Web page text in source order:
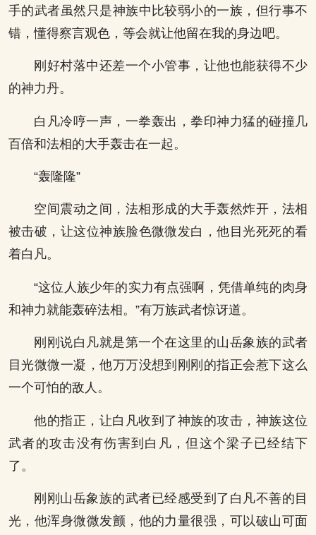
手的武者虽然只是神族中比较弱小的一族，但行事不
错，懂得察言观色，等会就让他留在我的身边吧。
刚好村落中还差一个小管事，让他也能获得不少
的神力丹。
白凡冷哼一声，一拳轰出，拳印神力猛的碰撞几
百倍和法相的大手轰击在一起。
“轰隆隆”
空间震动之间，法相形成的大手轰然炸开，法相
被击破，让这位神族脸色微微发白，他目光死死的看
着白凡。
“这位人族少年的实力有点强啊，凭借单纯的肉身
和神力就能轰碎法相。”有万族武者惊讶道。
刚刚说白凡就是第一个在这里的山岳象族的武者
目光微微一凝，他万万没想到刚刚的指正会惹下这么
一个可怕的敌人。
他的指正，让白凡收到了神族的攻击，神族这位
武者的攻击没有伤害到白凡，但这个梁子已经结下
了。
刚刚山岳象族的武者已经感受到了白凡不善的目
光，他浑身微微发颤，他的力量很强，可以破山可面